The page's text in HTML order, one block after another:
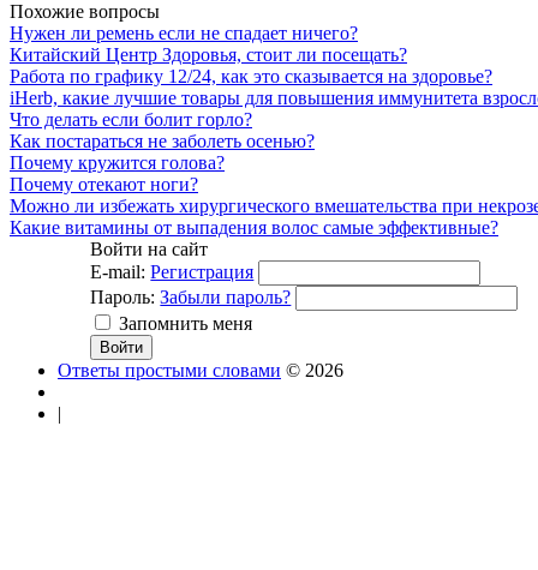
Похожие вопросы
Нужен ли ремень если не спадает ничего?
Китайский Центр Здоровья, стоит ли посещать?
Работа по графику 12/24, как это сказывается на здоровье?
iHerb, какие лучшие товары для повышения иммунитета
Что делать если болит горло?
Как постараться не заболеть осенью?
Почему кружится голова?
Почему отекают ноги?
Можно ли избежать хирургического вмешательства при
Какие витамины от выпадения волос самые эффективные?
Войти на сайт
E-mail: Регистрация
Пароль: Забыли пароль?
Запомнить меня
Ответы простыми словами © 2026
|